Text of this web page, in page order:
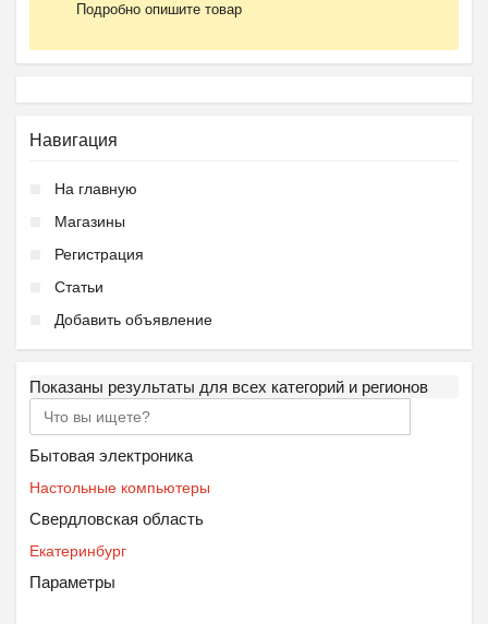
Подробно опишите товар
Навигация
На главную
Магазины
Регистрация
Статьи
Добавить объявление
Показаны результаты для всех категорий и регионов
Бытовая электроника
Настольные компьютеры
Свердловская область
Екатеринбург
Параметры